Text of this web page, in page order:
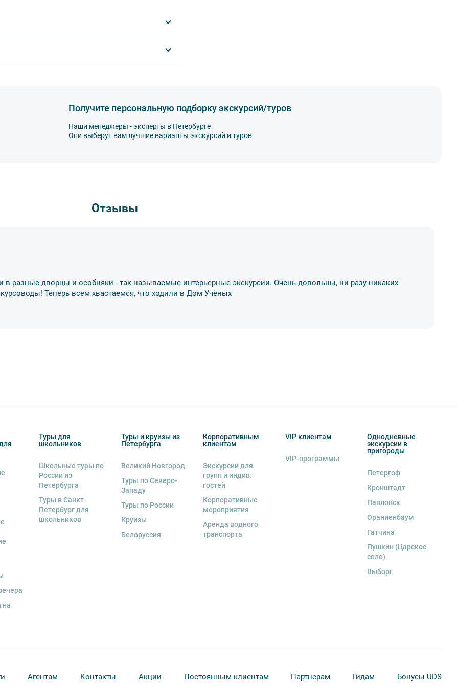
ознакомьтесь с правилами,
и безопасным.
запрещается:
воды,
правила поведения на экскурсии.
возрастное ограничение6+. Данное
мажорными обстоятельствами; а также,
экскурсионного объекта. В случае
клиенту в полном объеме.
, представляется микроавтобус.
аудиооборудование. Ответственность
программы возлагается на
обязан возместить полную
каждого участника необходимо
паспорта
Получите персональную подборку экскурсий/туров
Наши менеджеры - эксперты в Петербурге
Они выберут вам лучшие варианты экскурсий и туров
Отзывы
в разные дворцы и особняки - так называемые интерьерные экскурсии. Очень довольны, ни разу никаких
Теперь всем хвастаемся, что ходили в Дом Учёных
на
Туры для
школьников
Школьные туры по
России из
Петербурга
Туры в Санкт-
Петербург для
школьников
Туры и круизы из
Петербурга
Великий Новгород
Туры по Северо-
Западу
Туры по России
Круизы
Белоруссия
Корпоративным
клиентам
Экскурсии для
групп и индив.
гостей
Корпоративные
мероприятия
Аренда водного
транспорта
VIP клиентам
VIP-программы
Однодневные
экскурсии в
пригороды
Петергоф
Кронштадт
Павловск
Ораниенбаум
Гатчина
Пушкин (Царское
село)
Выборг
Агентам Контакты Акции Постоянным клиентам Партнерам Гидам Бонусы UDS